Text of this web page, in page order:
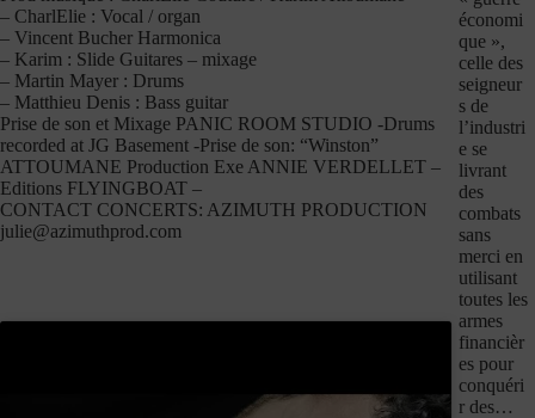
– CharlElie : Vocal / organ
– Vincent Bucher Harmonica
– Karim : Slide Guitares – mixage
– Martin Mayer : Drums
– Matthieu Denis : Bass guitar
Prise de son et Mixage PANIC ROOM STUDIO -Drums
recorded at JG Basement -Prise de son: “Winston”
ATTOUMANE Production Exe ANNIE VERDELLET –
Editions FLYINGBOAT –
CONTACT CONCERTS: AZIMUTH PRODUCTION
julie@azimuthprod.com
économi
que »,
celle des
seigneur
s de
l’industri
e se
livrant
des
combats
sans
merci en
utilisant
toutes les
armes
financièr
es pour
conquéri
r des…